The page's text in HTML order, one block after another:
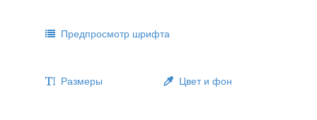
Предпросмотр шрифта
Размеры Цвет и фон